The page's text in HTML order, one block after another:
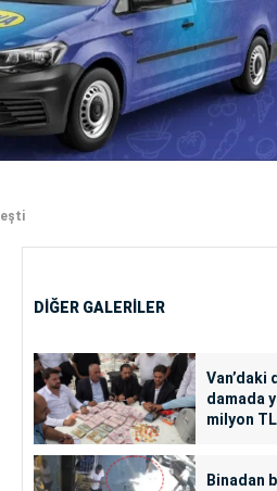
DİĞER GALERİLER
Van’daki
damada
milyon
Binadan